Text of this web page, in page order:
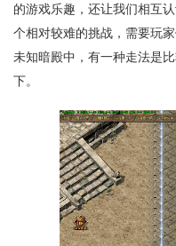
的游戏乐趣，还让我们相互
个相对较难的挑战，需要玩
未知暗殿中，有一种走法是
下。